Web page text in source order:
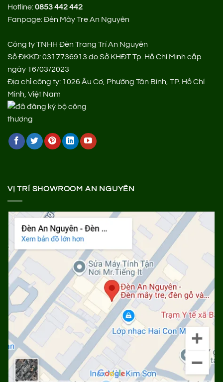
Hotline:0853 442 442
Fanpage:Đèn Mây Tre An Nguyên
Công ty TNHH Đèn Trang Trí An Nguyên
Số ĐKKD: 0317736913 do Sở KHĐT Tp. Hồ Chí Minh cấp
ngày 16/03/2023
Địa chỉ công ty: 1026 Âu Cơ, Phường Tân Bình, TP. Hồ Chí
Minh, Việt Nam
VỊ TRÍ SHOWROOM AN NGUYÊN